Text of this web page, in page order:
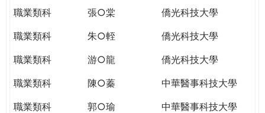
職業類科
張○棠
僑光科技大學
職業類科
朱○輊
僑光科技大學
職業類科
游○龍
僑光科技大學
職業類科
陳○蓁
中華醫事科技大學
職業類科
郭○瑜
中華醫事科技大學